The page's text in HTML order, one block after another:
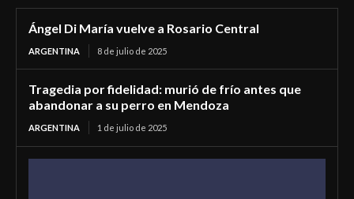
Ángel Di María vuelve a Rosario Central
ARGENTINA 8 de julio de 2025
Tragedia por fidelidad: murió de frío antes que
abandonar a su perro en Mendoza
ARGENTINA 1 de julio de 2025